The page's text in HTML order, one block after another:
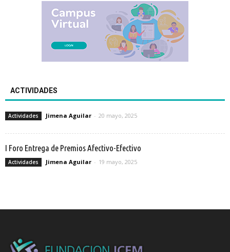
ACTIVIDADES
Actividades Jimena Aguilar - 20 mayo, 2025
I Foro Entrega de Premios Afectivo-Efectivo
Actividades Jimena Aguilar - 19 mayo, 2025